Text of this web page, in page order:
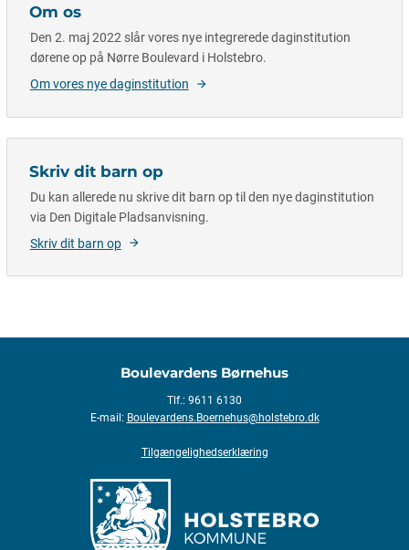
Om os
Den 2. maj 2022 slår vores nye integrerede daginstitution
dørene op på Nørre Boulevard i Holstebro.
Om vores nye daginstitution
Skriv dit barn op
Du kan allerede nu skrive dit barn op til den nye daginstitution
via Den Digitale Pladsanvisning.
Skriv dit barn op
Boulevardens Børnehus
Tlf.: 9611 6130
E-mail: Boulevardens.Boernehus@holstebro.dk
Tilgængelighedserklæring